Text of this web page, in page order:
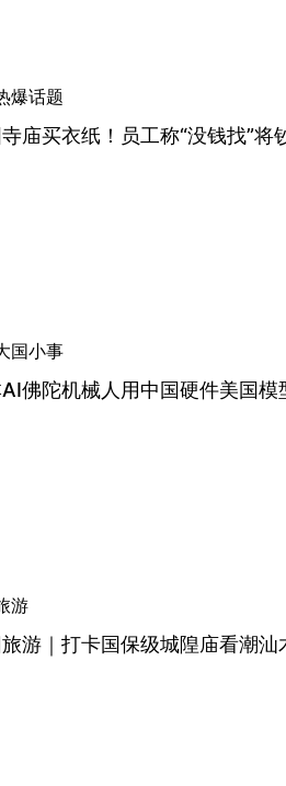
爆话题
庙买衣纸！员工称“没钱找”
国小事
佛陀机械人用中国硬件美国
游
游｜打卡国保级城隍庙看潮